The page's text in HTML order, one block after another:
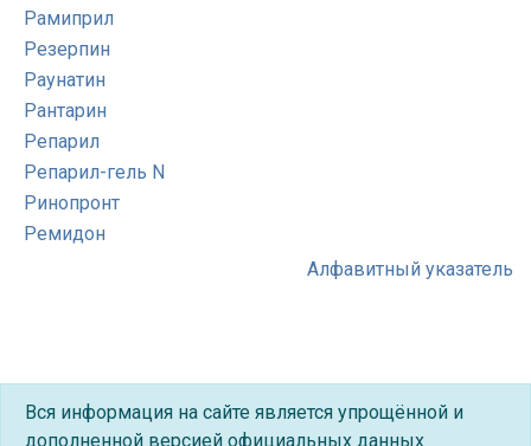
Рамиприл
Резерпин
Раунатин
Рантарин
Репарил
Репарил-гель N
Ринопронт
Ремидон
Алфавитный указатель
Вся информация на сайте является упрощённой и
дополненной версией официальных данных